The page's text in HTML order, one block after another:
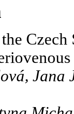
Jana